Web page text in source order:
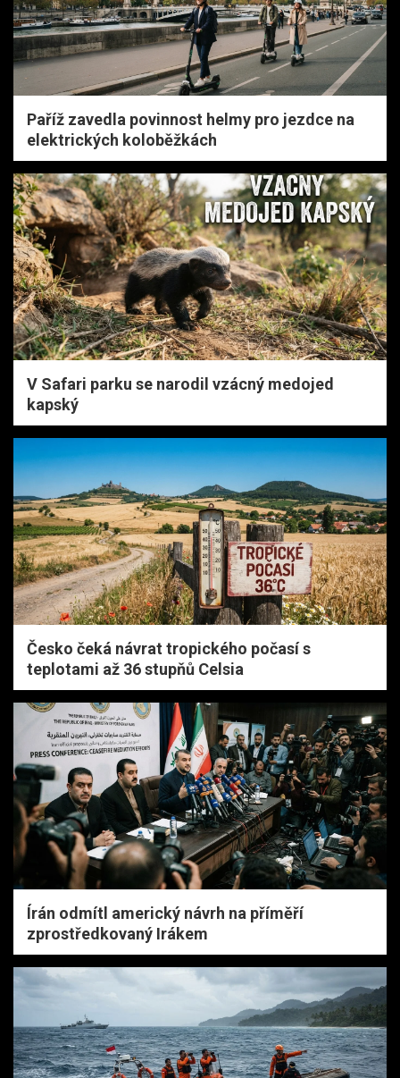
Paříž zavedla povinnost helmy pro jezdce na
elektrických koloběžkách
V Safari parku se narodil vzácný medojed
kapský
Česko čeká návrat tropického počasí s
teplotami až 36 stupňů Celsia
Írán odmítl americký návrh na příměří
zprostředkovaný Irákem